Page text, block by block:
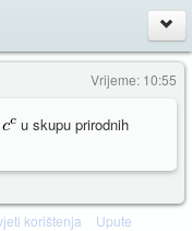
Vrijeme: 10:55
u skupu prirodnih
korištenja Upute